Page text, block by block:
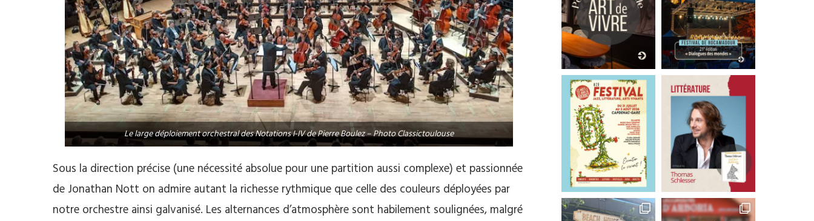
Le large déploiement orchestral des Notations I-IV de Pierre Boulez – Photo Classictoulouse
Sous la direction précise (une nécessité absolue pour une partition aussi complexe) et passionnée
de Jonathan Nott on admire autant la richesse rythmique que celle des couleurs déployées par
notre orchestre ainsi galvanisé. Les alternances d’atmosphère sont habilement soulignées, malgré